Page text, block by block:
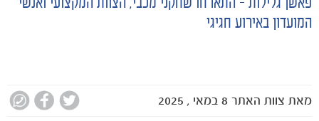
פאשן גלילות – התארחו שחקני מכבי, הצוות המקצועי ואנשי
המועדון באירוע חגיגי
מאת צוות האתר 8 במאי , 2025